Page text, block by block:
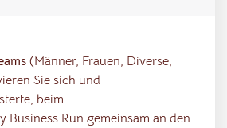
(Männer, Frauen, Diverse,
Sie sich und
beim
Business Run gemeinsam an den